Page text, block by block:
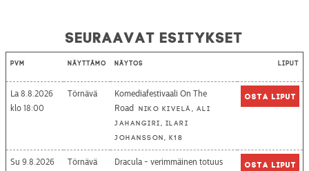
Seuraavat esitykset
Pvm Näyttämö Näytös Liput
La 8.8.2026
18:00
Törnävä
Komediafestivaali On The
Road
Niko Kivelä, Ali
Jahangiri, Ilari
Johansson, K18
Osta liput
Su 9.8.2026
Törnävä Dracula - verimmäinen totuus Osta liput